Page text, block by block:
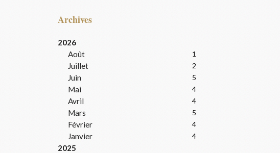
Archives
2026
Août
1
Juillet 2
Juin 5
Mai 4
Avril 4
Mars 5
Février 4
Janvier 4
2025